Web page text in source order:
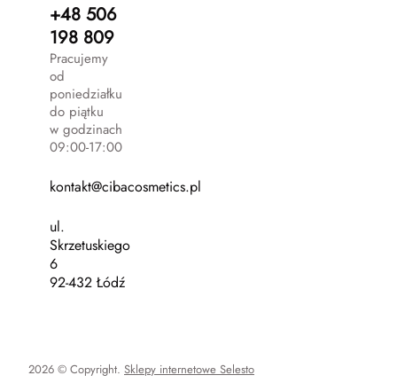
+48 506
198 809
Pracujemy
od
poniedziałku
do piątku
w godzinach
09:00-17:00
kontakt@cibacosmetics.pl
ul.
Skrzetuskiego
6
92-432 Łódź
2026 © Copyright. Sklepy internetowe Selesto